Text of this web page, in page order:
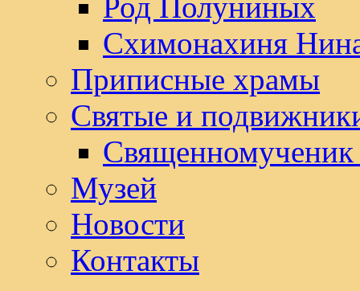
Род Полуниных
Схимонахиня
Приписные храмы
Святые и
Музей
Новости
Контакты